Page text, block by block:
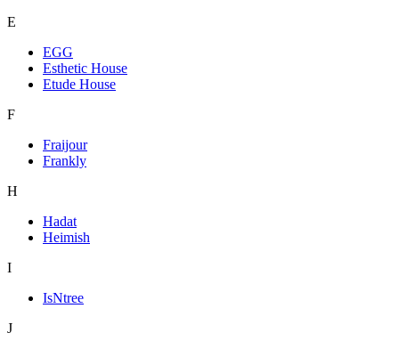
E
EGG
Esthetic House
Etude House
F
Fraijour
Frankly
H
Hadat
Heimish
I
IsNtree
J